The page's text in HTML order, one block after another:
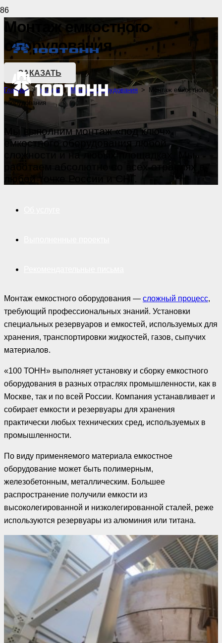
Монтаж емкостного
оборудования
ЗАКАЗАТЬ
Главная > Услуги > Монтаж оборудования > Монтаж емкостного
оборудования
Мы выполним монтаж «под ключ»
емкостного оборудования любой
сложности и на любых площадках. Мы
работаем абсолютно во всех отраслях в
любой точке России и СНГ.
Монтаж емкостного оборудования — сложный процесс,
требующий профессиональных знаний. Установки
специальных резервуаров и емкостей, используемых для
хранения, транспортировки жидкостей, газов, сыпучих
материалов.
«100 ТОНН» выполняет установку и сборку емкостного
оборудования в разных отраслях промышленности, как в
Москве, так и по всей России. Компания устанавливает и
собирает емкости и резервуары для хранения
практически любых технических сред, используемых в
промышленности.
По виду применяемого материала емкостное
оборудование может быть полимерным,
железобетонным, металлическим. Большее
распространение получили емкости из
высоколегированной и низколегированной сталей, реже
используются резервуары из алюминия или титана.